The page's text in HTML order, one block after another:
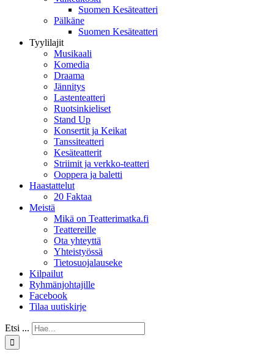
Suomen Kesäteatteri
Pälkäne
Suomen Kesäteatteri
Tyylilajit
Musikaali
Komedia
Draama
Jännitys
Lastenteatteri
Ruotsinkieliset
Stand Up
Konsertit ja Keikat
Tanssiteatteri
Kesäteatterit
Striimit ja verkko-teatteri
Ooppera ja baletti
Haastattelut
20 Faktaa
Meistä
Mikä on Teatterimatka.fi
Teattereille
Ota yhteyttä
Yhteistyössä
Tietosuojalauseke
Kilpailut
Ryhmänjohtajille
Facebook
Tilaa uutiskirje
Etsi ...